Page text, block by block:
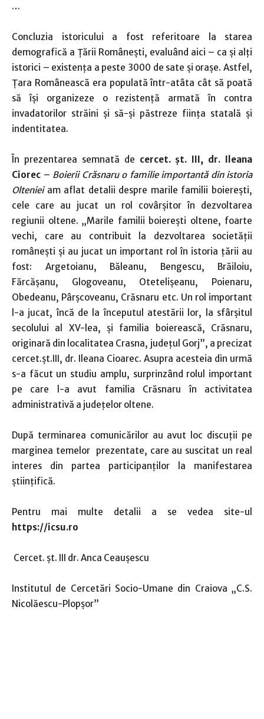
…
Concluzia istoricului a fost referitoare la starea
demografică a Țării Românești, evaluând aici – ca și alți
istorici – existența a peste 3000 de sate și orașe. Astfel,
Țara Românească era populată într-atâta cât să poată
să își organizeze o rezistență armată în contra
invadatorilor străini și să-și păstreze ființa statală și
indentitatea.
În prezentarea semnată de cercet. șt. III, dr. Ileana
Ciorec – Boierii Crăsnaru o familie importantă din istoria
Olteniei am aflat detalii despre marile familii boierești,
cele care au jucat un rol covârșitor în dezvoltarea
regiunii oltene. „Marile familii boiereşti oltene, foarte
vechi, care au contribuit la dezvoltarea societăţii
româneşti şi au jucat un important rol în istoria ţării au
fost: Argetoianu, Băleanu, Bengescu, Brăiloiu,
Fărcăşanu, Glogoveanu, Otetelişeanu, Poienaru,
Obedeanu, Pârşcoveanu, Crăsnaru etc. Un rol important
l-a jucat, încă de la începutul atestării lor, la sfârșitul
secolului al XV-lea, și familia boierească, Crăsnaru,
originară din localitatea Crasna, județul Gorj”, a precizat
cercet.șt.III, dr. Ileana Cioarec. Asupra acesteia din urmă
s-a făcut un studiu amplu, surprinzând rolul important
pe care l-a avut familia Crăsnaru în activitatea
administrativă a județelor oltene.
După terminarea comunicărilor au avut loc discuții pe
marginea temelor prezentate, care au suscitat un real
interes din partea participanților la manifestarea
științifică.
Pentru mai multe detalii a se vedea site-ul
https://icsu.ro
Cercet. șt. III dr. Anca Ceaușescu
Institutul de Cercetări Socio-Umane din Craiova „C.S.
Nicolăescu-Plopșor”